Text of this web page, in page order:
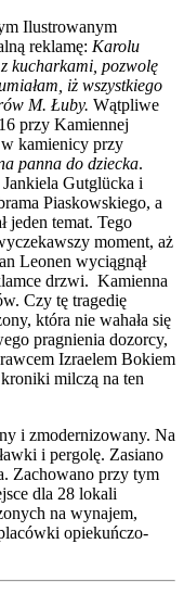
Ilustrowanym
reklamę: Karolu
kucharkami, pozwolę
iż wszystkiego
M. Łuby. Wątpliwe
przy Kamiennej
kamienicy przy
panna do dziecka.
Gutglücka i
Piaskowskiego, a
jeden temat. Tego
moment, aż
Leonen wyciągnął
drzwi. Kamienna
Czy tę tragedię
która nie wahała się
pragnienia dozorcy,
Izraelem Bokiem
milczą na ten
i zmodernizowany. Na
i pergolę. Zasiano
Zachowano przy tym
dla 28 lokali
na wynajem,
opiekuńczo-